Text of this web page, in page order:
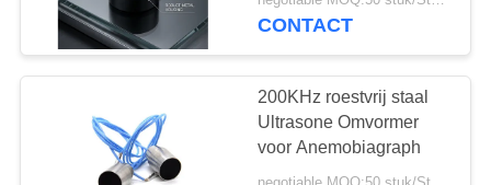
van het vloeistofniveau
CONTACT
200KHz roestvrij staal
Ultrasone Omvormer
voor Anemobiagraph